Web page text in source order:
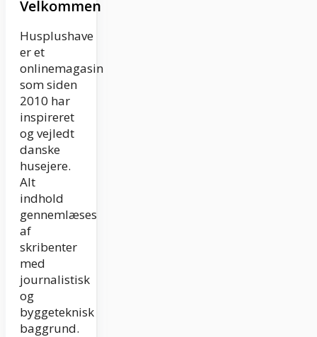
Velkommen
Husplushave
er et
onlinemagasin
som siden
2010 har
inspireret
og vejledt
danske
husejere.
Alt
indhold
gennemlæses
af
skribenter
med
journalistisk
og
byggeteknisk
baggrund.